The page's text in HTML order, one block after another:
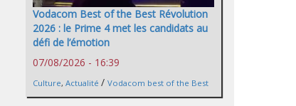
Vodacom Best of the Best Révolution
2026 : le Prime 4 met les candidats au
défi de l’émotion
07/08/2026 - 16:39
Culture, Actualité / Vodacom best of the Best